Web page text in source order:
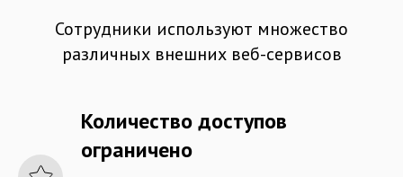
Сотрудники используют множество
различных внешних веб-сервисов
Количество доступов
ограничено